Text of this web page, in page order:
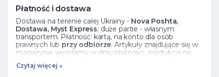
Płatność i dostawa
Dostawa na terenie całej Ukrainy - Nova Poshta,
Dostawa, Myst Express; duże partie - własnym
transportem. Płatność: kartą, na konto dla osób
prawnych lub przy odbiorze. Artykuły znajdujące się w
magazynie wysyłamy w dniu płatności, produkcja na
Czytaj więcej ↓